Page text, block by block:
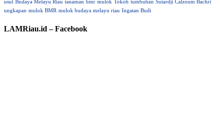
usul Budaya Melayu Riau tanaman bmr mulok Tokoh tumbuhan Sutardji Calzoum Bachri
ungkapan mulok BMR mulok budaya melayu riau Ingatan Budi
LAMRiau.id – Facebook